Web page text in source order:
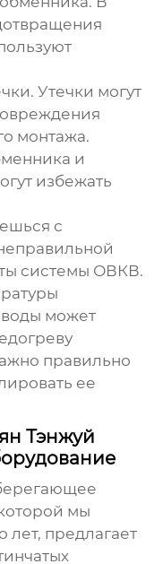
Утечки могут
монтажа.
и
избежать
с
системы ОВКВ.
воды может
правильно
ее
Тэнжуй
мы
лет, предлагает